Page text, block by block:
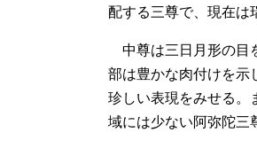
配する三尊で、現在は
中尊は三日月形の目
部は豊かな肉付けを示
珍しい表現をみせる。
域には少ない阿弥陀三